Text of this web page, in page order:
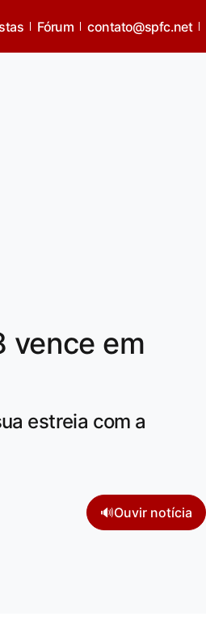
Fórum contato@spfc.net
vence em
estreia com a
🔊Ouvir notícia